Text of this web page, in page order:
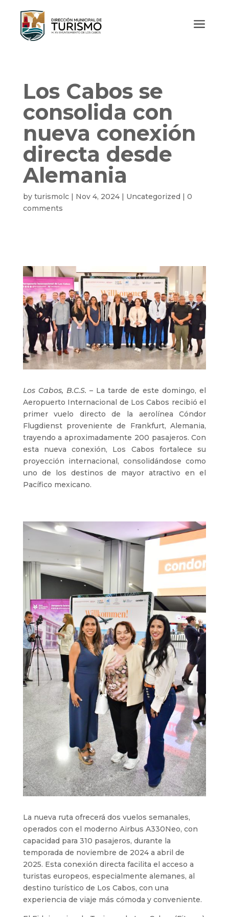
a
Los Cabos se
consolida con
nueva conexión
directa desde
Alemania
by turismolc| Nov 4, 2024| Uncategorized | 0
comments
Los Cabos, B.C.S. – La tarde de este domingo, el
Aeropuerto Internacional de Los Cabos recibió el
primer vuelo directo de la aerolínea Cóndor
Flugdienst proveniente de Frankfurt, Alemania,
trayendo a aproximadamente 200 pasajeros. Con
esta nueva conexión, Los Cabos fortalece su
proyección internacional, consolidándose como
uno de los destinos de mayor atractivo en el
Pacífico mexicano.
La nueva ruta ofrecerá dos vuelos semanales,
operados con el moderno Airbus A330Neo, con
capacidad para 310 pasajeros, durante la
temporada de noviembre de 2024 a abril de
2025. Esta conexión directa facilita el acceso a
turistas europeos, especialmente alemanes, al
destino turístico de Los Cabos, con una
experiencia de viaje más cómoda y conveniente.